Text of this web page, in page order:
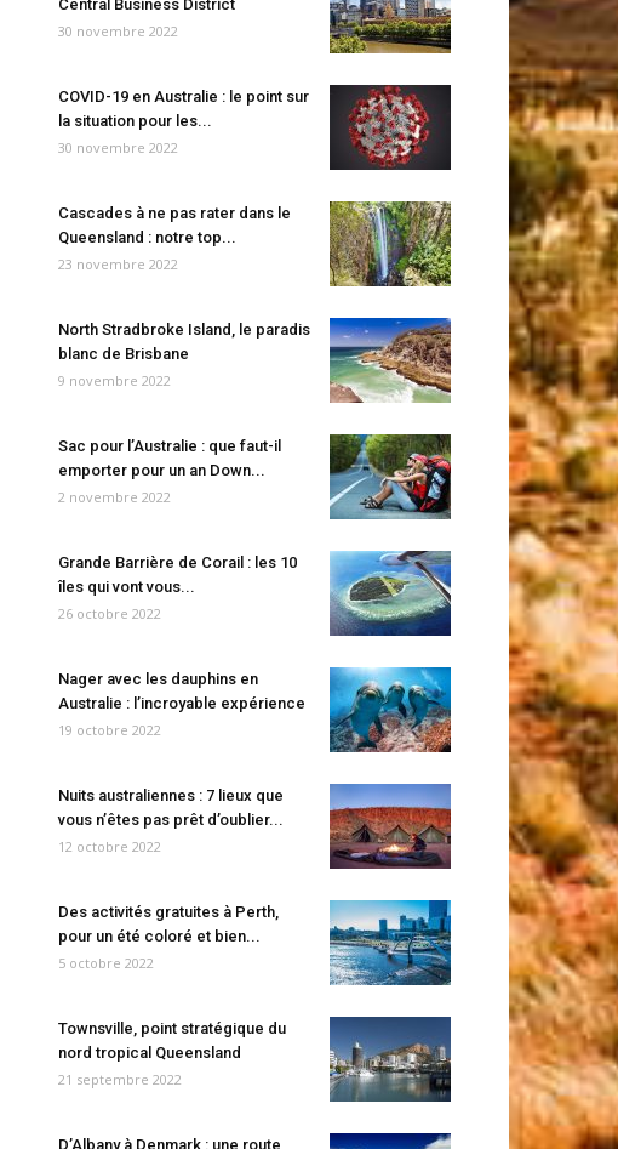
Central Business District
30 novembre 2022
COVID-19 en Australie : le point sur
la situation pour les...
30 novembre 2022
Cascades à ne pas rater dans le
Queensland : notre top...
23 novembre 2022
North Stradbroke Island, le paradis
blanc de Brisbane
9 novembre 2022
Sac pour l’Australie : que faut-il
emporter pour un an Down...
2 novembre 2022
Grande Barrière de Corail : les 10
îles qui vont vous...
26 octobre 2022
Nager avec les dauphins en
Australie : l’incroyable expérience
19 octobre 2022
Nuits australiennes : 7 lieux que
vous n’êtes pas prêt d’oublier...
12 octobre 2022
Des activités gratuites à Perth,
pour un été coloré et bien...
5 octobre 2022
Townsville, point stratégique du
nord tropical Queensland
21 septembre 2022
D’Albany à Denmark : une route